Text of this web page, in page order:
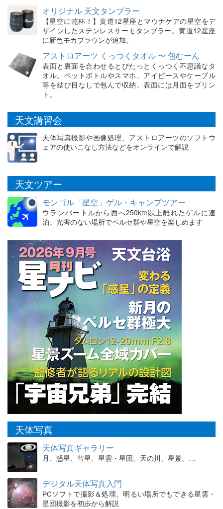
オリジナル 天文タンブラー
【星空に乾杯！】黄道12星座とマウナケアの星空をデ
ザインしたステンレスサーモタンブラー。黄道12星座
に新色モカブラウンが追加。
アストロアーツ くっつくタオル 〜 包むーん
表面と裏面を合わせるとぴたっとくっつく不思議なタ
オル。ペットボトルやスマホ、アイピースやケーブル
等を結び目なしで包んで収納。表面には月面をプリン
ト。
天文講習会
天体写真撮影や画像処理、アストロアーツのソフトウ
ェアの使いこなし方法などをオンラインで解説
天文ツアー
モンゴル「星空」ゲル・キャンプツアー
ウランバートルから西へ250km以上離れたゲルに連
泊。光害のない場所でペルセ群や星空を楽しめます
天体写真
天体写真ギャラリー
月、惑星、彗星、星雲・星団、天の川、星景、…
デジタル天体写真入門
PCソフトで撮影＆処理。明るい場所でもできる星雲・
星団撮影を初歩から解説